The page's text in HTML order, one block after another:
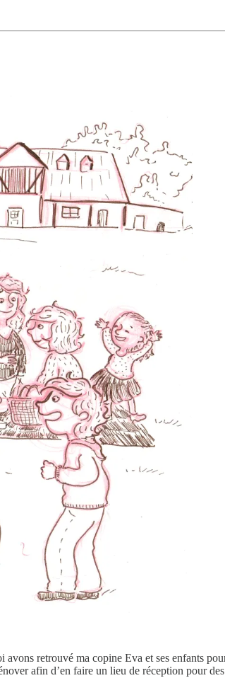
avons retrouvé ma copine Eva et ses enfants
afin d’en faire un lieu de réception pour